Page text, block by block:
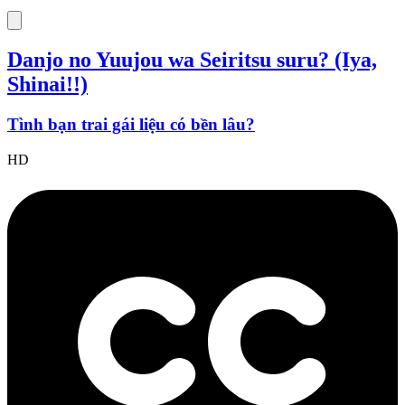
Danjo no Yuujou wa Seiritsu suru? (Iya,
Shinai!!)
Tình bạn trai gái liệu có bền lâu?
HD